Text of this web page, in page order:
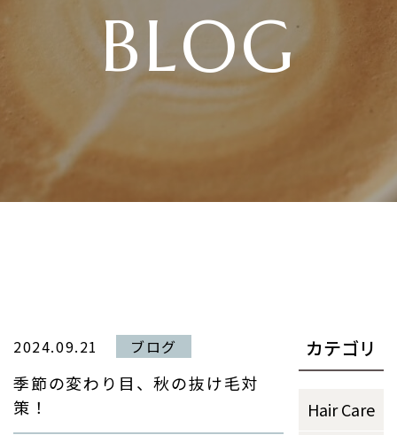
BLOG
2024.09.21 ブログ
季節の変わり目、秋の抜け毛対
策！
カテゴリ
Hair Care